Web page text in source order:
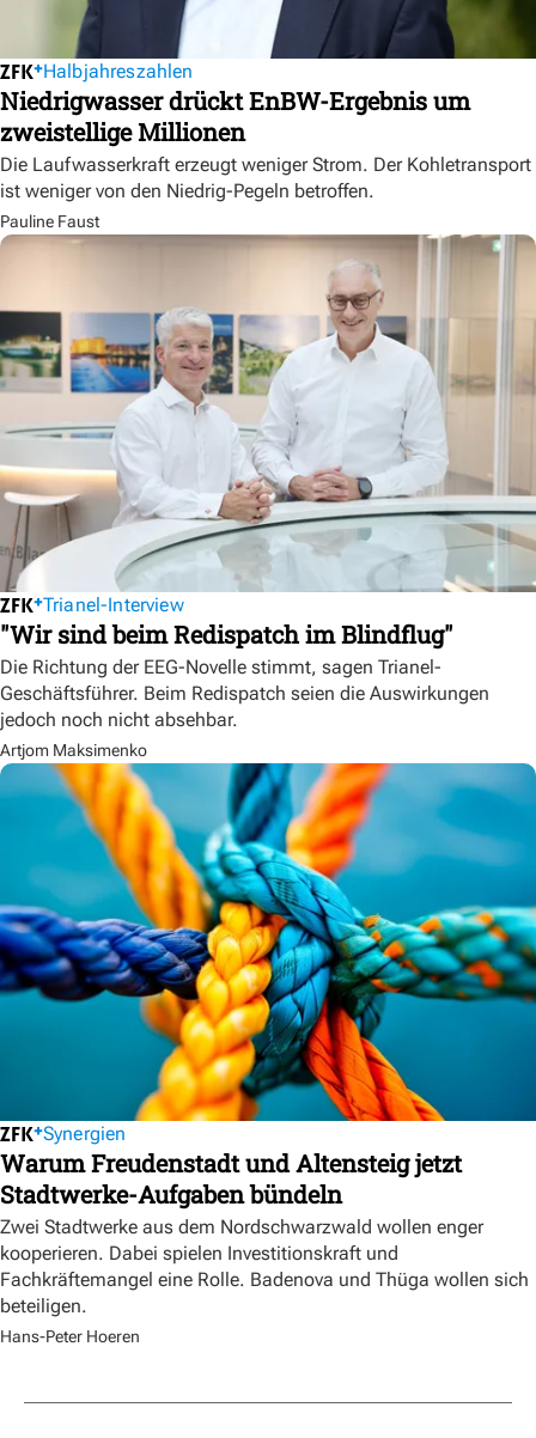
Halbjahreszahlen
Niedrigwasser drückt EnBW-Ergebnis um
zweistellige Millionen
Die Laufwasserkraft erzeugt weniger Strom. Der Kohletransport
ist weniger von den Niedrig-Pegeln betroffen.
Pauline Faust
Trianel-Interview
"Wir sind beim Redispatch im Blindflug"
Die Richtung der EEG-Novelle stimmt, sagen Trianel-
Geschäftsführer. Beim Redispatch seien die Auswirkungen
jedoch noch nicht absehbar.
Artjom Maksimenko
Synergien
Warum Freudenstadt und Altensteig jetzt
Stadtwerke-Aufgaben bündeln
Zwei Stadtwerke aus dem Nordschwarzwald wollen enger
kooperieren. Dabei spielen Investitionskraft und
Fachkräftemangel eine Rolle. Badenova und Thüga wollen sich
beteiligen.
Hans-Peter Hoeren